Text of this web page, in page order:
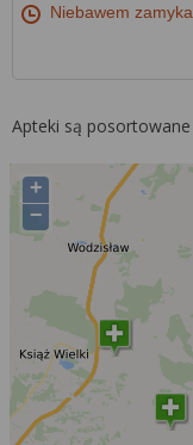
Niebawem
Apteki są
+
−